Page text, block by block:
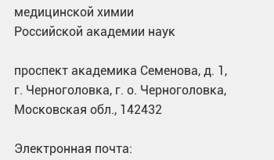
медицинской химии
Российской академии наук
проспект академика Семенова, д. 1,
г. Черноголовка, г. о. Черноголовка,
Московская обл., 142432
Электронная почта: